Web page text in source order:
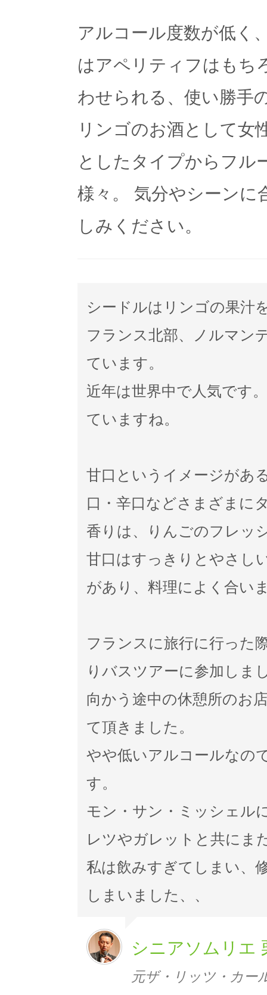
アルコール度数が低く
はアペリティフはもち
わせられる、使い勝手
リンゴのお酒として女
としたタイプからフル
様々。 気分やシーンに
しみください。
シードルはリンゴの果汁
フランス北部、ノルマン
ています。
近年は世界中で人気です
ていますね。
甘口というイメージがあ
口・辛口などさまざまに
香りは、りんごのフレッ
甘口はすっきりとやさし
があり、料理によく合い
フランスに旅行に行った
りバスツアーに参加しま
向かう途中の休憩所のお
て頂きました。
やや低いアルコールなの
す。
モン・サン・ミッシェル
レツやガレットと共にま
私は飲みすぎてしまい、
しまいました、、
シニアソムリエ
元ザ・リッツ・カー